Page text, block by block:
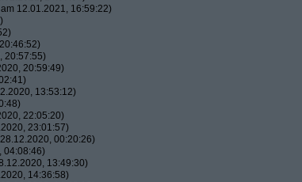
am 12.01.2021, 16:59:22)
20:57:55)
20:59:49)
13:53:12)
22:05:20)
23:01:57)
00:20:26)
04:08:46)
13:49:30)
14:36:58)